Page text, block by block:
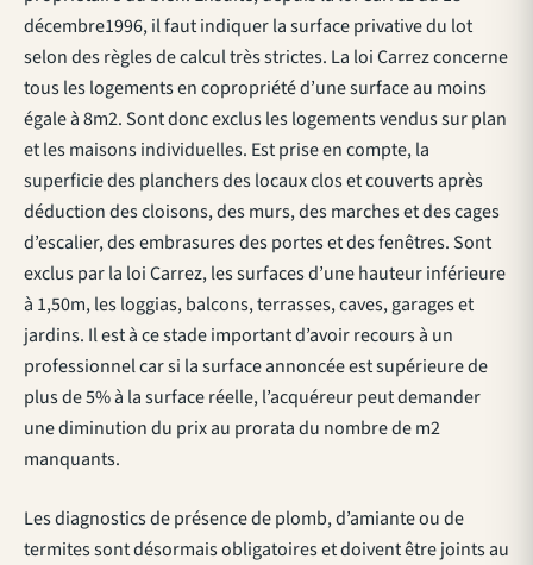
décembre1996, il faut indiquer la surface privative du lot
selon des règles de calcul très strictes. La loi Carrez concerne
tous les logements en copropriété d’une surface au moins
égale à 8m2. Sont donc exclus les logements vendus sur plan
et les maisons individuelles. Est prise en compte, la
superficie des planchers des locaux clos et couverts après
déduction des cloisons, des murs, des marches et des cages
d’escalier, des embrasures des portes et des fenêtres. Sont
exclus par la loi Carrez, les surfaces d’une hauteur inférieure
à 1,50m, les loggias, balcons, terrasses, caves, garages et
jardins. Il est à ce stade important d’avoir recours à un
professionnel car si la surface annoncée est supérieure de
plus de 5% à la surface réelle, l’acquéreur peut demander
une diminution du prix au prorata du nombre de m2
manquants.
Les diagnostics de présence de plomb, d’amiante ou de
termites sont désormais obligatoires et doivent être joints au